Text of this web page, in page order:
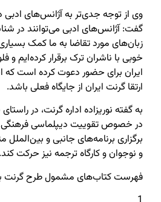
وی از توجه جدی‌تر به آژانس‌های ادبی
گفت: آژانس‌های ادبی می‌توانند در
زبان‌های مورد تقاضا به ما کمک
خوبی با ناشران ترک برقرار کرده‌ایم و
ایران برای حضور دعوت کرده است که
ارتقا گرنت ایران از جایگاه فعلی باشد.
به گفته نوریزاده اداره گرنت،‌ در
در خصوص تقوییت دیپلماسی
برگزاری برنامه‌های جانبی و
و نوجوان و کارگاه ترجمه نیز حرکت کند.
فهرست کتاب‌‌های مشمول طرح